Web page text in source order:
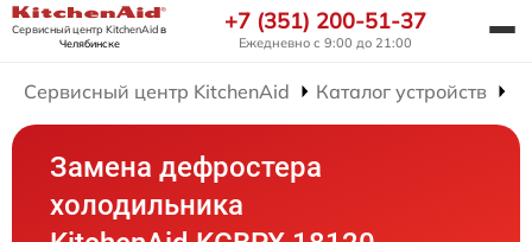
Сервисный центр KitchenAidв
Челябинске
+7 (351) 200-51-37
Ежедневно с 9:00 до 21:00
Сервисный центр KitchenAid Каталог устройств
Замена дефростера
холодильника